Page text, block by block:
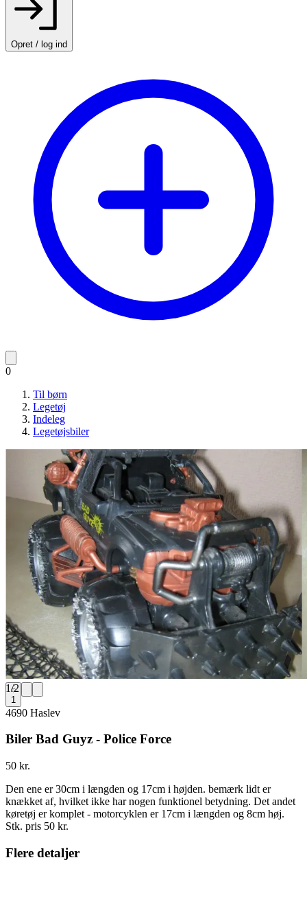
Opret / log ind
0
Til børn
Legetøj
Indeleg
Legetøjsbiler
1/2
1
4690 Haslev
Biler Bad Guyz - Police Force
50 kr.
Den ene er 30cm i længden og 17cm i højden. bemærk lidt er
knækket af, hvilket ikke har nogen funktionel betydning. Det andet
køretøj er komplet - motorcyklen er 17cm i længden og 8cm høj.
Stk. pris 50 kr.
Flere detaljer